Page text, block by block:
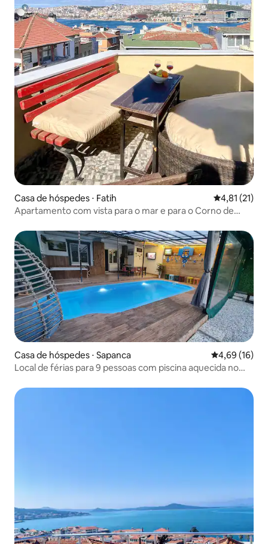
Casa de hóspedes ⋅ Fatih 4,81 de uma
4,81 (21)
Apartamento com vista para o mar e para o Corno de
Casa de hóspedes ⋅ Sapanca 4,69 de uma
4,69 (16)
Local de férias para 9 pessoas com piscina aquecida no